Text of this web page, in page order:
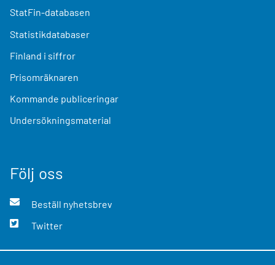
StatFin-databasen
Statistikdatabaser
Finland i siffror
Prisomräknaren
Kommande publiceringar
Undersökningsmaterial
Följ oss
Beställ nyhetsbrev
Twitter